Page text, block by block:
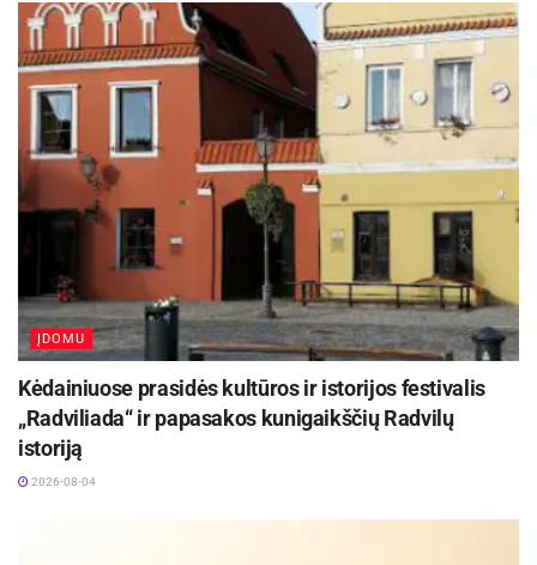
ĮDOMU
Kėdainiuose prasidės kultūros ir istorijos festivalis
„Radviliada“ ir papasakos kunigaikščių Radvilų
istoriją
2026-08-04